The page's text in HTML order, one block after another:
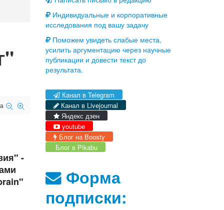
-
Индивидуальные и корпоративные
исследования под вашу задачу
Поможем увидеть слабые места,
усилить аргументацию через научные
публикации и довести текст до
результата.
Канал в Telegram
Канал в Livejournal
Яндекс дзен
youtube
Блог на Boosty
Блог в Pikabu
Форма
подписки: